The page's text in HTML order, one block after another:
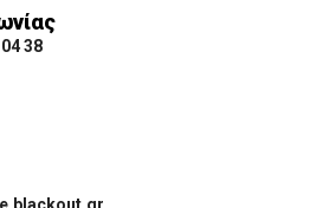
38